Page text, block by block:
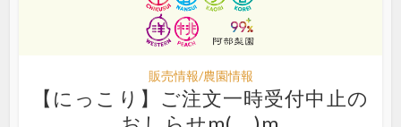
販売情報/農園情報
【にっこり】ご注文一時受付中止の